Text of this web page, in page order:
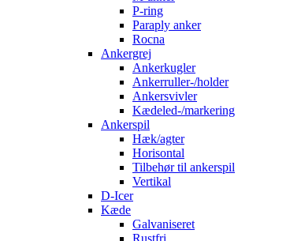
P-ring
Paraply anker
Rocna
Ankergrej
Ankerkugler
Ankerruller-/holder
Ankersvivler
Kædeled-/markering
Ankerspil
Hæk/agter
Horisontal
Tilbehør til ankerspil
Vertikal
D-Icer
Kæde
Galvaniseret